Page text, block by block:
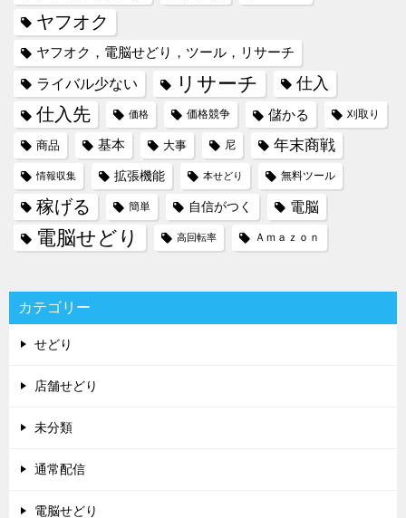
ヤフオク
ヤフオク，電脳せどり，ツール，リサーチ
ライバル少ない リサーチ 仕入
仕入先 価格 価格競争 儲かる 刈取り
商品 基本 大事 尼 年末商戦
情報収集 拡張機能 本せどり 無料ツール
稼げる 簡単 自信がつく 電脳
電脳せどり 高回転率 Ａｍａｚｏｎ
カテゴリー
せどり
店舗せどり
未分類
通常配信
電脳せどり